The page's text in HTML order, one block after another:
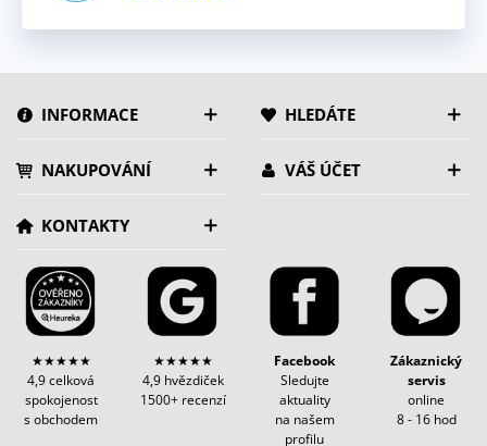
INFORMACE HLEDÁTE
NAKUPOVÁNÍ VÁŠ ÚČET
KONTAKTY
★★★★★
4,9 celková
spokojenost
s obchodem
★★★★★
4,9 hvězdiček
1500+ recenzí
Facebook
Sledujte
aktuality
na našem
profilu
Zákaznický
servis
online
8 - 16 hod